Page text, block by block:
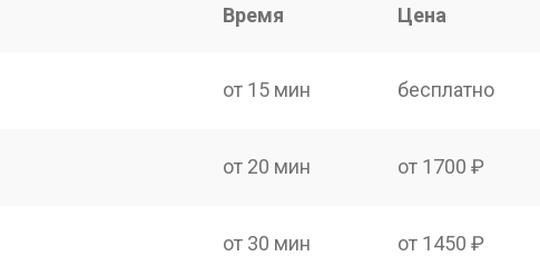
Время Цена
от 15 мин бесплатно
от 20 мин от 1700 ₽
от 30 мин от 1450 ₽